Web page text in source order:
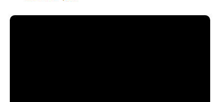
de chaque résident et en tient informé la famille.